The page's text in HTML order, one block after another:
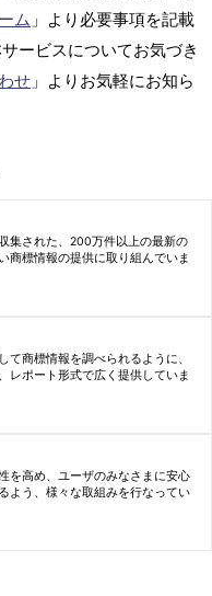
ム 」より必要事項を記載
ービスについてお気づき
せ 」よりお気軽にお知ら
集された、200万件以上の最新の
商標情報の提供に取り組んでいま
て商標情報を調べられるように、
レポート形式で広く提供していま
を高め、ユーザのみなさまに安心
よう、様々な取組みを行なってい